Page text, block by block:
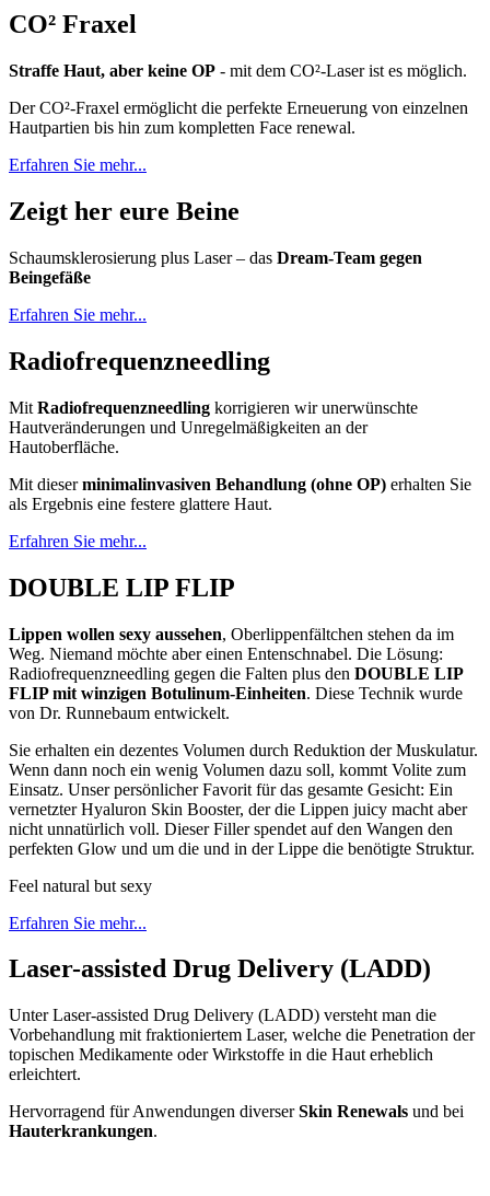
CO² Fraxel
Straffe Haut, aber keine OP - mit dem CO²-Laser ist es möglich.
Der CO²-Fraxel ermöglicht die perfekte Erneuerung von einzelnen
Hautpartien bis hin zum kompletten Face renewal.
Erfahren Sie mehr...
Zeigt her eure Beine
Schaumsklerosierung plus Laser – das Dream-Team gegen
Beingefäße
Erfahren Sie mehr...
Radiofrequenzneedling
Mit Radiofrequenzneedling korrigieren wir unerwünschte
Hautveränderungen und Unregelmäßigkeiten an der
Hautoberfläche.
Mit dieserminimalinvasiven Behandlung (ohne OP) erhalten Sie
als Ergebnis eine festere glattere Haut.
Erfahren Sie mehr...
DOUBLE LIP FLIP
Lippen wollen sexy aussehen, Oberlippenfältchen stehen da im
Weg. Niemand möchte aber einen Entenschnabel. Die Lösung:
Radiofrequenzneedling gegen die Falten plus den DOUBLE LIP
FLIP mit winzigen Botulinum-Einheiten. Diese Technik wurde
von Dr. Runnebaum entwickelt.
Sie erhalten ein dezentes Volumen durch Reduktion der Muskulatur.
Wenn dann noch ein wenig Volumen dazu soll, kommt Volite zum
Einsatz. Unser persönlicher Favorit für das gesamte Gesicht: Ein
vernetzter Hyaluron Skin Booster, der die Lippen juicy macht aber
nicht unnatürlich voll. Dieser Filler spendet auf den Wangen den
perfekten Glow und um die und in der Lippe die benötigte Struktur.
Feel natural but sexy
Erfahren Sie mehr...
Laser-assisted Drug Delivery (LADD)
Unter Laser-assisted Drug Delivery (LADD) versteht man die
Vorbehandlung mit fraktioniertem Laser, welche die Penetration der
topischen Medikamente oder Wirkstoffe in die Haut erheblich
erleichtert.
Hervorragend für Anwendungen diverserSkin Renewals und bei
Hauterkrankungen.